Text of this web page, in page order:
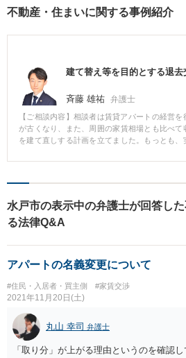
不動産・住まいに関する事例紹介
建て替え等を目的とする退去
斉藤 雄祐 弁護士
【ご相談内容】相談者は賃貸アパートの経営
が古くなり、また、周囲の家賃相場とも比べ
を建て直しする計画を立てました。もっとも、
ったため、当事務所にご相談され、ご依頼いた
応が必要です。 退去条件等の整理や入居され
は賃借人にとっては生活の基盤になる場所で
情を確認しながら可能な限り配慮・フォローす
残置したものの対応など、明渡し前後のトラ
防ぐために合意書の締結をします。 担当弁護⼠
経過とともに老朽化してゆき、築年数から家賃
オーナー様にとって不動産資産を有効活用した
すが、借地借家法の趣旨に照らせば、実際に生
に転居先を見つけてもらえるような配慮、費用
ら、トラブルなく、円滑に退去を実現すること
方々との関係性がとても重要になりますので
談・ご依頼いただき、進め方や細やかな配慮
水戸市の表示中の弁護士が回答し
る法律Q&A
アパートの名義変更について
#住民・入居者・買主側 #家賃交渉
2021年11月20日(土)
丸山 幸司 弁護士
「取り分」が上がる理由というのを確認